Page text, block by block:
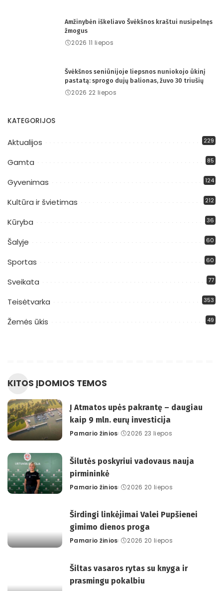
Amžinybėn iškeliavo Švėkšnos kraštui nusipelnęs
žmogus
2026 11 liepos
Švėkšnos seniūnijoje liepsnos nuniokojo ūkinį
pastatą: sprogo dujų balionas, žuvo 30 triušių
2026 22 liepos
KATEGORIJOS
Aktualijos 229
Gamta 85
Gyvenimas 124
Kultūra ir švietimas 212
Kūryba 36
Šalyje 60
Sportas 60
Sveikata 77
Teisėtvarka 353
Žemės ūkis 49
KITOS ĮDOMIOS TEMOS
Į Atmatos upės pakrantę – daugiau
kaip 9 mln. eurų investicija
Posted
Pamario žinios 2026 23 liepos
Šilutės poskyriui vadovaus nauja
pirmininkė
Posted
Pamario žinios 2026 20 liepos
Širdingi linkėjimai Valei Pupšienei
gimimo dienos proga
Posted
Pamario žinios 2026 20 liepos
Šiltas vasaros rytas su knyga ir
prasmingu pokalbiu